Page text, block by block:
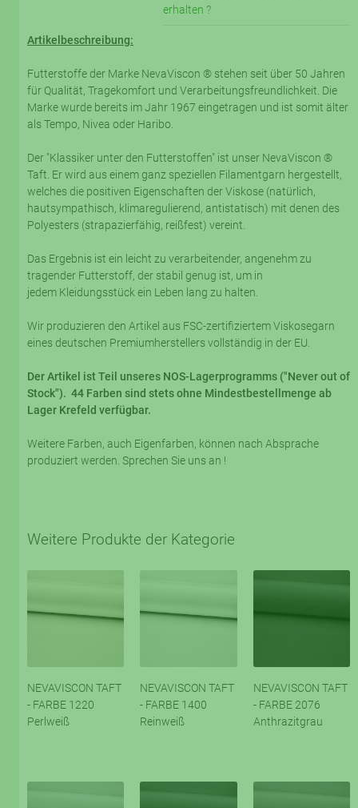
erhalten ?
Artikelbeschreibung:
Futterstoffe der Marke NevaViscon ® stehen seit über 50 Jahren
für Qualität, Tragekomfort und Verarbeitungsfreundlichkeit. Die
Marke wurde bereits im Jahr 1967 eingetragen und ist somit älter
als Tempo, Nivea oder Haribo.
Der "Klassiker unter den Futterstoffen" ist unser NevaViscon ®
Taft. Er wird aus einem ganz speziellen Filamentgarn hergestellt,
welches die positiven Eigenschaften der Viskose (natürlich,
hautsympathisch, klimaregulierend, antistatisch) mit denen des
Polyesters (strapazierfähig, reißfest) vereint.
Das Ergebnis ist ein leicht zu verarbeitender, angenehm zu
tragender Futterstoff, der stabil genug ist, um in
jedem Kleidungsstück ein Leben lang zu halten.
Wir produzieren den Artikel aus FSC-zertifiziertem Viskosegarn
eines deutschen Premiumherstellers vollständig in der EU.
Der Artikel ist Teil unseres NOS-Lagerprogramms ("Never out of
Stock"). 44 Farben sind stets ohne Mindestbestellmenge ab
Lager Krefeld verfügbar.
Weitere Farben, auch Eigenfarben, können nach Absprache
produziert werden. Sprechen Sie uns an !
Weitere Produkte der Kategorie
NEVAVISCON TAFT
- FARBE 1220
Perlweiß
NEVAVISCON TAFT
- FARBE 1400
Reinweiß
NEVAVISCON TAFT
- FARBE 2076
Anthrazitgrau